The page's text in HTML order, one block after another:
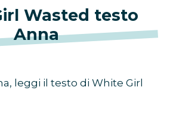
Wasted testo
Anna
leggi il testo di White Girl